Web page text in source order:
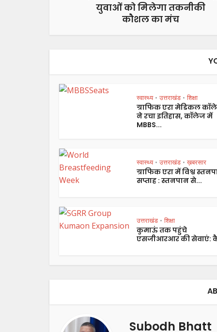
युवाओं को मिलेगा तकनीकी
कौशल का मंच
स्वास्थ्य • उत्तराखंड • शिक्षा
ग्राफिक एरा मेडिकल
ने रचा इतिहास, कॉलेज में
MBBS...
स्वास्थ्य • उत्तराखंड • ख़बरसार
ग्राफिक एरा में विश्व
सप्ताह : स्तनपान से...
उत्तराखंड • शिक्षा
कुमाऊं तक पहुंचे
एसजीआरआर की सेवाएं:
Subodh Bhatt